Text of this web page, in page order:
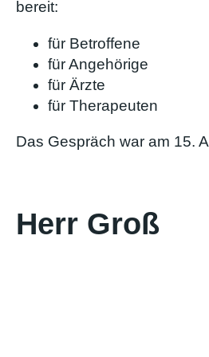
bereit:
für Betroffene
für Angehörige
für Ärzte
für Therapeuten
Das Gespräch war am 15.
Herr Groß